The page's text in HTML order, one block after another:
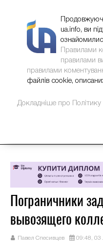
Пограничники
вывозящего
Павел Спесивцев 09:48, 03
ua.info, ви
Правилами
правилами
правилами
файлів cookie,
Докладніше про Політику